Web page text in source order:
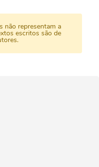
não representam a
escritos são de